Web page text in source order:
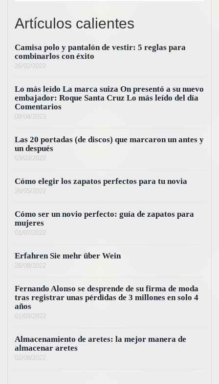
Artículos calientes
Camisa polo y pantalón de vestir: 5 reglas para
combinarlos con éxito
26/02/2022
Lo más leído La marca suiza On presentó a su nuevo
embajador: Roque Santa Cruz Lo más leído del día
Comentarios
08/04/2023
Las 20 portadas (de discos) que marcaron un antes y
un después
03/03/2022
Cómo elegir los zapatos perfectos para tu novia
26/05/2022
Cómo ser un novio perfecto: guía de zapatos para
mujeres
01/07/2022
Erfahren Sie mehr über Wein
26/08/2022
Fernando Alonso se desprende de su firma de moda
tras registrar unas pérdidas de 3 millones en solo 4
años
01/03/2022
Almacenamiento de aretes: la mejor manera de
almacenar aretes
02/08/2022